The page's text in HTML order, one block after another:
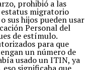
prohibió a las
estatus migratorio
sus hijos pueden usar
Personal del
de estímulo.
para que
un número de
usado un ITIN, ya